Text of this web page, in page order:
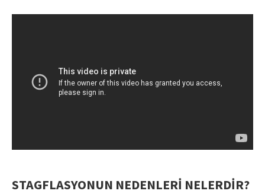
STAGFLASYONUN NEDENLERİ NELERDİR?